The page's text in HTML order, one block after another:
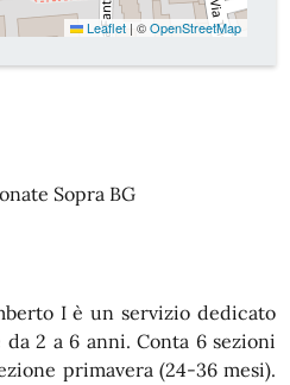
Leaflet | ©OpenStreetMap
Sopra BG
I è un servizio dedicato
2 a 6 anni. Conta 6 sezioni
primavera (24-36 mesi).